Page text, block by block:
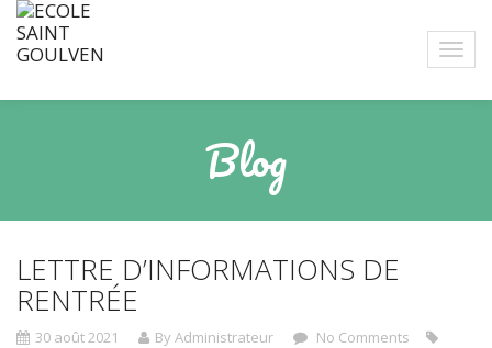
Blog
LETTRE D’INFORMATIONS DE
RENTRÉE
30 août 2021 By Administrateur
No Comments